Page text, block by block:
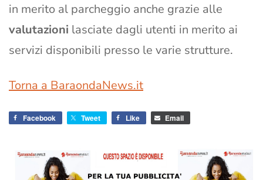
in merito al parcheggio anche grazie alle
valutazioni lasciate dagli utenti in merito ai
servizi disponibili presso le varie strutture.
Torna a BaraondaNews.it
Facebook Tweet Like Email